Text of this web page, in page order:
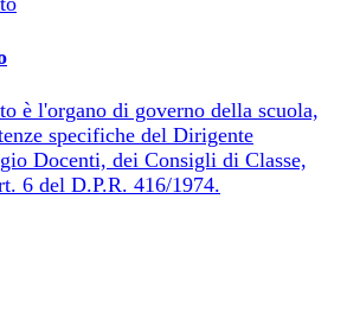
è l'organo di governo della scuola,
specifiche del Dirigente
Docenti, dei Consigli di Classe,
6 del D.P.R. 416/1974.